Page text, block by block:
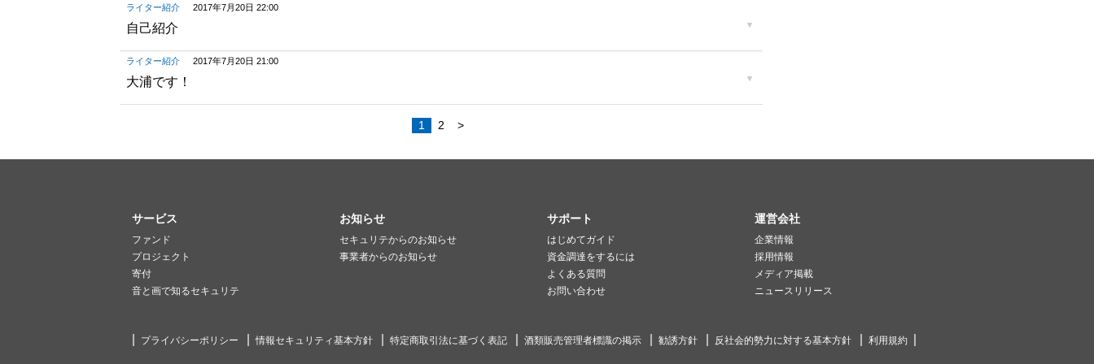
ライター紹介 2017年7月20日 22:00
自己紹介
ライター紹介 2017年7月20日 21:00
大浦です！
1 2 >
サービス
ファンド
プロジェクト
寄付
音と画で知るセキュリテ
お知らせ
セキュリテからのお知らせ
事業者からのお知らせ
サポート
はじめてガイド
資金調達をするには
よくある質問
お問い合わせ
運営会社
企業情報
採用情報
メディア掲載
ニュースリリース
プライバシーポリシー 情報セキュリティ基本方針 特定商取引法に基づく表記 酒類販売管理者標識の掲示 勧誘方針 反社会的勢力に対する基本方針 利用規約